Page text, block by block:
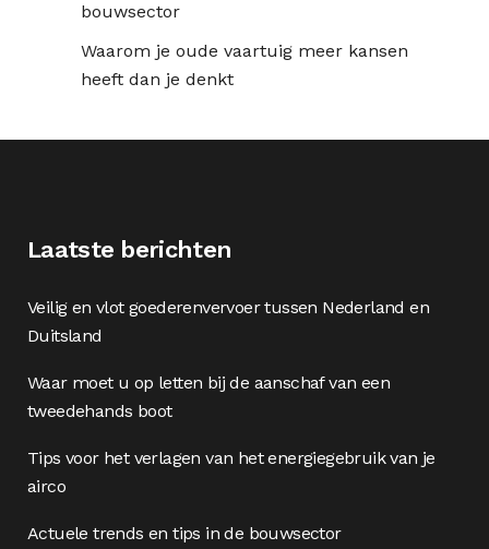
bouwsector
Waarom je oude vaartuig meer kansen
heeft dan je denkt
Laatste berichten
Veilig en vlot goederenvervoer tussen Nederland en
Duitsland
Waar moet u op letten bij de aanschaf van een
tweedehands boot
Tips voor het verlagen van het energiegebruik van je
airco
Actuele trends en tips in de bouwsector